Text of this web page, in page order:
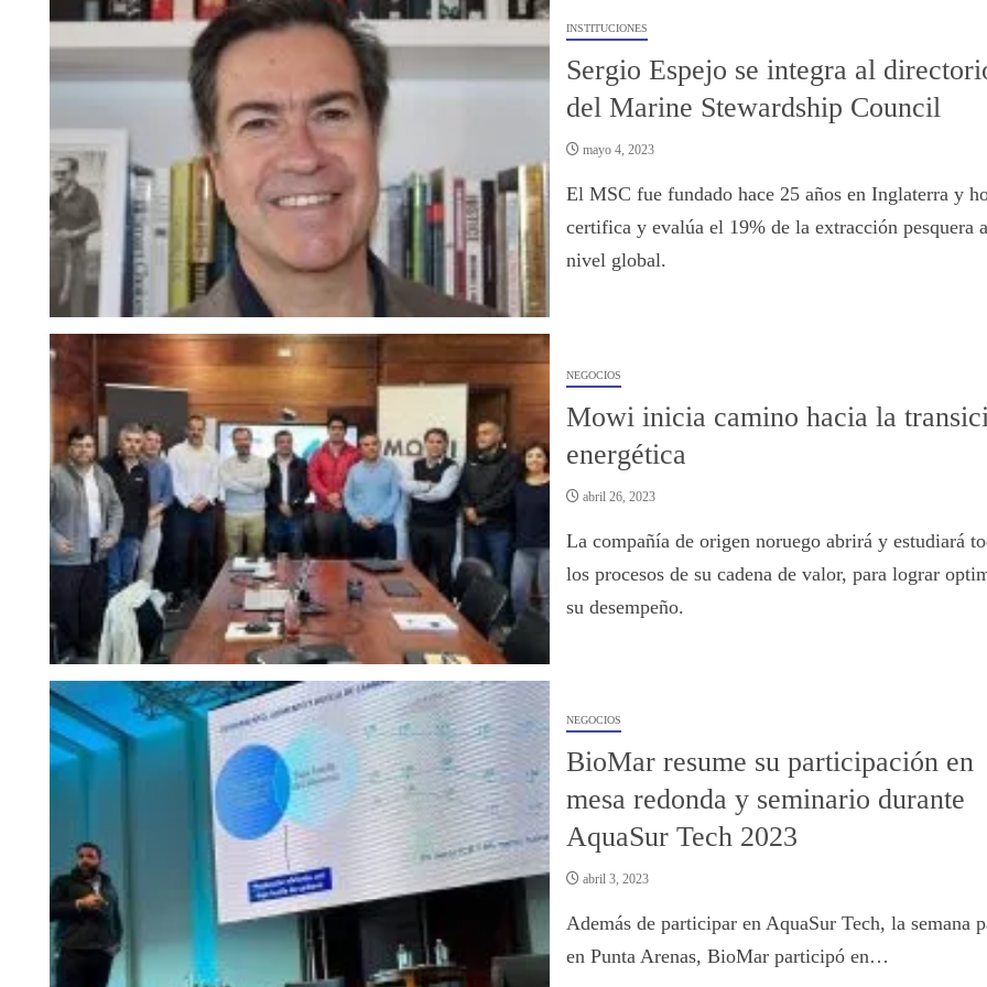
INSTITUCIONES
Sergio Espejo se integra al
del Marine Stewardship Council
mayo 4, 2023
El MSC fue fundado hace 25 años en Inglaterra y
certifica y evalúa el 19% de la extracción pesquera a
nivel global.
NEGOCIOS
Mowi inicia camino hacia la
energética
abril 26, 2023
La compañía de origen noruego abrirá y estudiará
los procesos de su cadena de valor, para lograr
su desempeño.
NEGOCIOS
BioMar resume su participación en
mesa redonda y seminario durante
AquaSur Tech 2023
abril 3, 2023
Además de participar en AquaSur Tech, la semana
en Punta Arenas, BioMar participó en…